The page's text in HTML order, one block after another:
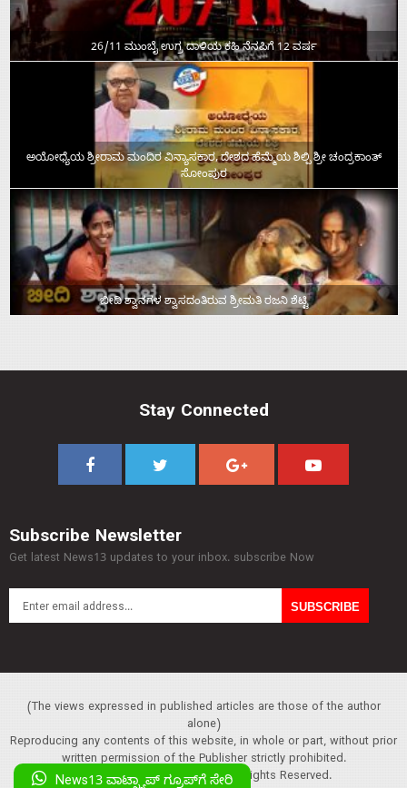
News13 ವಾಟ್ಸ್ಯಾಪ್‌ ಗ್ರೂಪ್‌ಗೆ ಸೇರಿ
26/11 ಮುಂಬೈ ಉಗ್ರ ದಾಳಿಯ ಕಹಿ ನೆನಪಿಗೆ 12 ವರ್ಷ
ಅಯೋಧ್ಯೆಯ ಶ್ರೀರಾಮ ಮಂದಿರ ವಿನ್ಯಾಸಕಾರ, ದೇಶದ ಹೆಮ್ಮೆಯ ಶಿಲ್ಪಿ ಶ್ರೀ ಚಂದ್ರಕಾಂತ್‌
ಸೋಂಪುರ
ಬೀದಿ ಶ್ವಾನಗಳ ಶ್ವಾಸದಂತಿರುವ ಶ್ರೀಮತಿ ರಜನಿ ಶೆಟ್ಟಿ
Stay Connected
Subscribe Newsletter
Get latest News13 updates to your inbox. subscribe Now
(The views expressed in published articles are those of the author
alone)
Reproducing any contents of this website, in whole or part, without prior
written permission of the Publisher strictly prohibited.
Copyright :© 2013 News13. All Rights Reserved.